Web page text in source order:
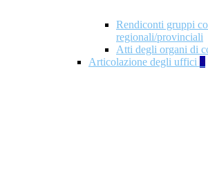
Rendiconti gruppi
regionali/provinciali
Atti degli organi di
Articolazione degli uffici 9